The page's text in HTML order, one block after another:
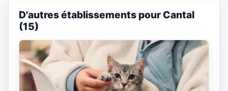
D'autres établissements pour Cantal
(15)